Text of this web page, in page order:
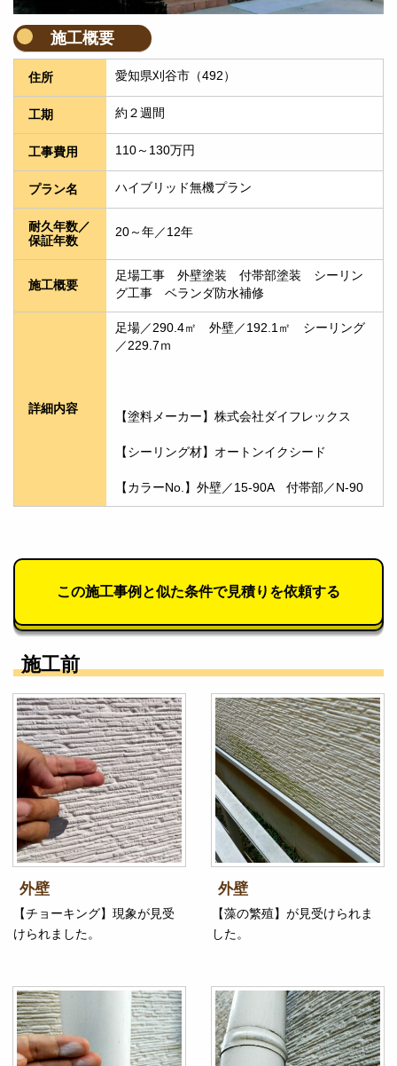
施工概要
住所 愛知県刈谷市（492）
工期 約２週間
工事費用 110～130万円
プラン名 ハイブリッド無機プラン
耐久年数／
保証年数
20～年／12年
施工概要
足場工事　外壁塗装　付帯部塗装　シーリン
グ工事　ベランダ防水補修
詳細内容
足場／290.4㎡　外壁／192.1㎡　シーリング
／229.7ｍ
【塗料メーカー】株式会社ダイフレックス
【シーリング材】オートンイクシード
【カラーNo.】外壁／15-90A　付帯部／N-90
この施工事例と似た条件で見積りを依頼する
施工前
外壁
【チョーキング】現象が見受
けられました。
外壁
【藻の繁殖】が見受けられま
した。